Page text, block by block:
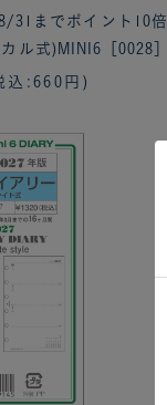
31までポイント10倍
ル式)MINI6［0028］
込:660円)